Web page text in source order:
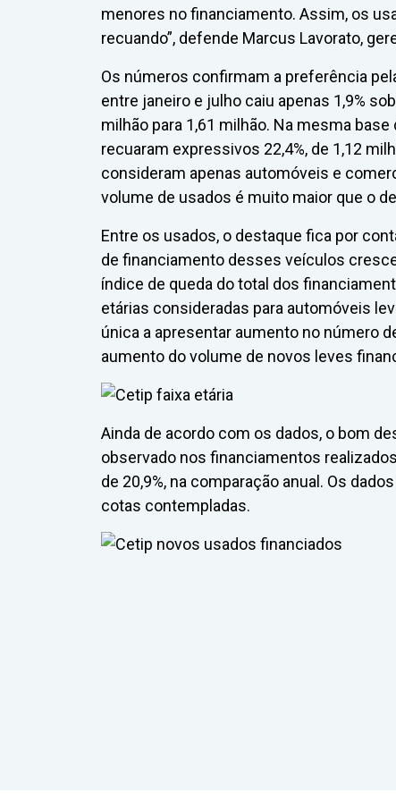
menores no financiamento. Assim, os
recuando”, defende Marcus Lavorato,
Os números confirmam a preferência
entre janeiro e julho caiu apenas 1,9%
milhão para 1,61 milhão. Na mesma
recuaram expressivos 22,4%, de 1,12
consideram apenas automóveis e
volume de usados é muito maior que o
Entre os usados, o destaque fica por
de financiamento desses veículos
índice de queda do total dos
etárias consideradas para automóveis
única a apresentar aumento no número
aumento do volume de novos leves
Ainda de acordo com os dados, o bom
observado nos financiamentos
de 20,9%, na comparação anual. Os
cotas contempladas.